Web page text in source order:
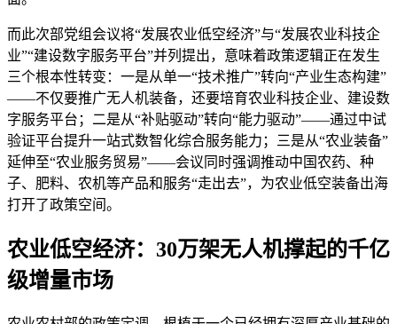
而此次部党组会议将“发展农业低空经济”与“发展农业科技企
业”“建设数字服务平台”并列提出，意味着政策逻辑正在发生
三个根本性转变：一是从单一“技术推广”转向“产业生态构建”
——不仅要推广无人机装备，还要培育农业科技企业、建设数
字服务平台；二是从“补贴驱动”转向“能力驱动”——通过中试
验证平台提升一站式数智化综合服务能力；三是从“农业装备”
延伸至“农业服务贸易”——会议同时强调推动中国农药、种
子、肥料、农机等产品和服务“走出去”，为农业低空装备出海
打开了政策空间。
农业低空经济：30万架无人机撑起的千亿
级增量市场